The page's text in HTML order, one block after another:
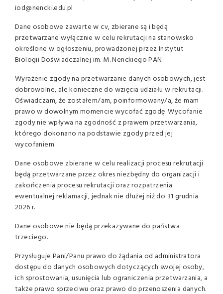
iod@nencki.edu.pl
Dane osobowe zawarte w cv, zbierane są i będą
przetwarzane wyłącznie w celu rekrutacji na stanowisko
określone w ogłoszeniu, prowadzonej przez Instytut
Biologii Doświadczalnej im. M. Nenckiego PAN.
Wyrażenie zgody na przetwarzanie danych osobowych, jest
dobrowolne, ale konieczne do wzięcia udziału w rekrutacji.
Oświadczam, że zostałem/am, poinformowany/a, że mam
prawo w dowolnym momencie wycofać zgodę. Wycofanie
zgody nie wpływa na zgodność z prawem przetwarzania,
którego dokonano na podstawie zgody przed jej
wycofaniem.
Dane osobowe zbierane w celu realizacji procesu rekrutacji
będą przetwarzane przez okres niezbędny do organizacji i
zakończenia procesu rekrutacji oraz rozpatrzenia
ewentualnej reklamacji, jednak nie dłużej niż do 31 grudnia
2026 r.
Dane osobowe nie będą przekazywane do państwa
trzeciego.
Przysługuje Pani/Panu prawo do żądania od administratora
dostępu do danych osobowych dotyczących swojej osoby,
ich sprostowania, usunięcia lub ograniczenia przetwarzania, a
także prawo sprzeciwu oraz prawo do przenoszenia danych.